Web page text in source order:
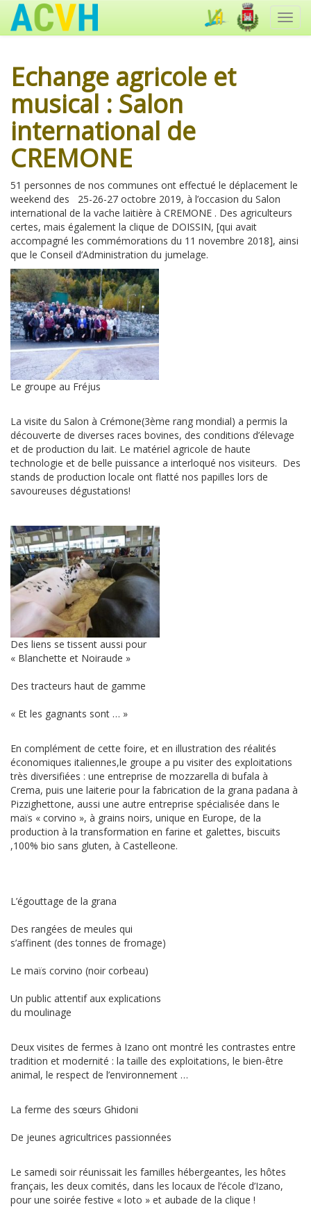
Echange agricole et
musical : Salon
international de
CREMONE
51 personnes de nos communes ont effectué le déplacement le
weekend des 25-26-27 octobre 2019, à l’occasion du Salon
international de la vache laitière à CREMONE . Des agriculteurs
certes, mais également la clique de DOISSIN, [qui avait
accompagné les commémorations du 11 novembre 2018], ainsi
que le Conseil d’Administration du jumelage.
Le groupe au Fréjus
La visite du Salon à Crémone(3ème rang mondial) a permis la
découverte de diverses races bovines, des conditions d’élevage
et de production du lait. Le matériel agricole de haute
technologie et de belle puissance a interloqué nos visiteurs. Des
stands de production locale ont flatté nos papilles lors de
savoureuses dégustations!
Des liens se tissent aussi pour
« Blanchette et Noiraude »
Des tracteurs haut de gamme
« Et les gagnants sont … »
En complément de cette foire, et en illustration des réalités
économiques italiennes,le groupe a pu visiter des exploitations
très diversifiées : une entreprise de mozzarella di bufala à
Crema, puis une laiterie pour la fabrication de la grana padana à
Pizzighettone, aussi une autre entreprise spécialisée dans le
maïs « corvino », à grains noirs, unique en Europe, de la
production à la transformation en farine et galettes, biscuits
,100% bio sans gluten, à Castelleone.
L’égouttage de la grana
Des rangées de meules qui
s’affinent (des tonnes de fromage)
Le maïs corvino (noir corbeau)
Un public attentif aux explications
du moulinage
Deux visites de fermes à Izano ont montré les contrastes entre
tradition et modernité : la taille des exploitations, le bien-être
animal, le respect de l’environnement …
La ferme des sœurs Ghidoni
De jeunes agricultrices passionnées
Le samedi soir réunissait les familles hébergeantes, les hôtes
français, les deux comités, dans les locaux de l’école d’Izano,
pour une soirée festive « loto » et aubade de la clique !